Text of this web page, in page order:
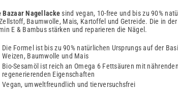
Bazaar Nagellackesind vegan, 10-free und bis zu 90%
Baumwolle, Mais, Kartoffel und Getreide. Die in
E & Bambus stärken und reparieren die Nägel.
Die Formel ist bis zu 90% natürlichen Ursprungs auf der
Weizen, Baumwolle und Mais
Bio-Sesamöl ist reich an Omega 6 Fettsäuren mit
regenerierenden Eigenschaften
Vegan, umweltfreundlich und tierversuchsfrei